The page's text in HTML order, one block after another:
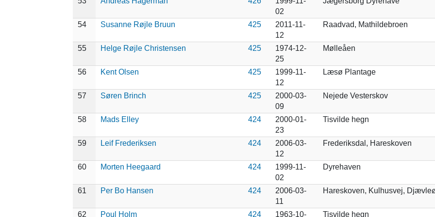
02
54 Susanne Røjle Bruun 425
2011-11-
12
Raadvad, Mathildebroen
55 Helge Røjle Christensen 425
1974-12-
25
Mølleåen
56 Kent Olsen 425
1999-11-
12
Læsø Plantage
57 Søren Brinch 425
2000-03-
09
Nejede Vesterskov
58 Mads Elley 424
2000-01-
23
Tisvilde hegn
59 Leif Frederiksen 424
2006-03-
12
Frederiksdal, Hareskoven
60 Morten Heegaard 424
1999-11-
02
Dyrehaven
61 Per Bo Hansen 424
2006-03-
11
Hareskoven, Kulhusvej,
62 Poul Holm 424 1963-10- Tisvilde hegn